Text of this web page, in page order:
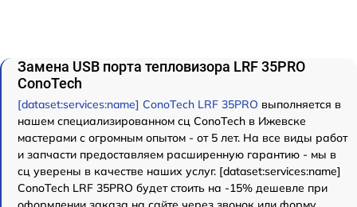
Замена USB порта тепловизора LRF 35PRO
ConoTech
[dataset:services:name] ConoTech LRF 35PRO выполняется в
нашем специализированном сц ConoTech в Ижевске
мастерами с огромным опытом - от 5 лет. На все виды работ
и запчасти предоставляем расширенную гарантию - мы в
сц уверены в качестве наших услуг. [dataset:services:name]
ConoTech LRF 35PRO будет стоить на -15% дешевле при